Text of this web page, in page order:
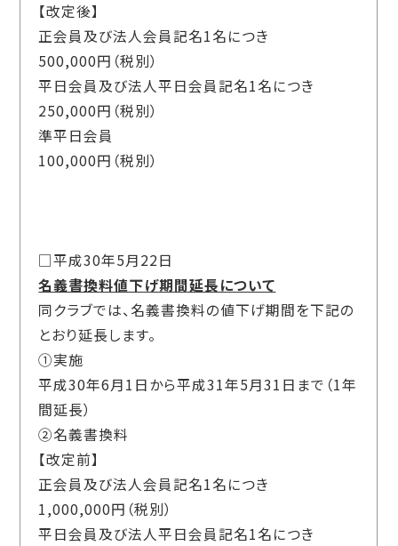
【改定後】
正会員及び法人会員記名1名につき
500,000円（税別）
平日会員及び法人平日会員記名1名につき
250,000円（税別）
準平日会員
100,000円（税別）
□平成30年5月22日
名義書換料値下げ期間延長について
同クラブでは、名義書換料の値下げ期間を下記の
とおり延長します。
①実施
平成30年6月1日から平成31年5月31日まで（1年
間延長）
②名義書換料
【改定前】
正会員及び法人会員記名1名につき
1,000,000円（税別）
平日会員及び法人平日会員記名1名につき